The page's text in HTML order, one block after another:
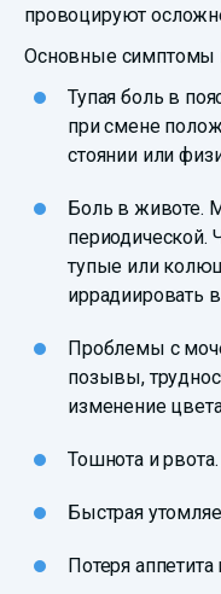
провоцируют
Основные симптомы
Тупая боль в
при смене
стоянии или
Боль в животе.
периодической.
тупые или
иррадиировать
Проблемы с
позывы,
изменение
Тошнота и
Быстрая
Потеря